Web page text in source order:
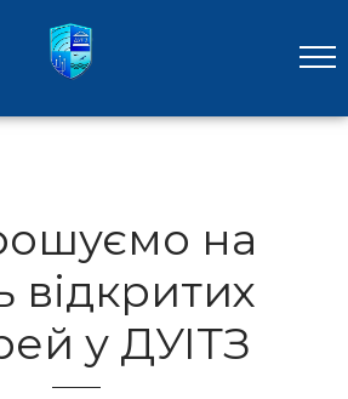
на
відкритих
у ДУІТЗ